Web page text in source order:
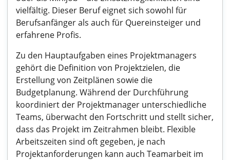
vielfältig. Dieser Beruf eignet sich sowohl für
Berufsanfänger als auch für Quereinsteiger und
erfahrene Profis.
Zu den Hauptaufgaben eines Projektmanagers
gehört die Definition von Projektzielen, die
Erstellung von Zeitplänen sowie die
Budgetplanung. Während der Durchführung
koordiniert der Projektmanager unterschiedliche
Teams, überwacht den Fortschritt und stellt sicher,
dass das Projekt im Zeitrahmen bleibt. Flexible
Arbeitszeiten sind oft gegeben, je nach
Projektanforderungen kann auch Teamarbeit im